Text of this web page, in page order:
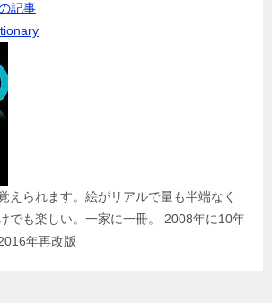
記事
えられます。絵がリアルで量も半端なく
でも楽しい。一家に一冊。 2008年に10年
年再改版